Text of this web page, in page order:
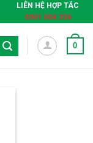
LIÊN HỆ HỢP TÁC
0901 004 334
0